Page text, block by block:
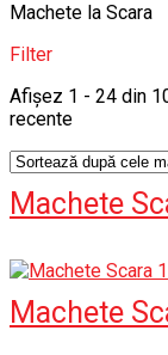
Machete la Scara
Filter
Afișez 1 - 24 din
recente
Machete
Machete